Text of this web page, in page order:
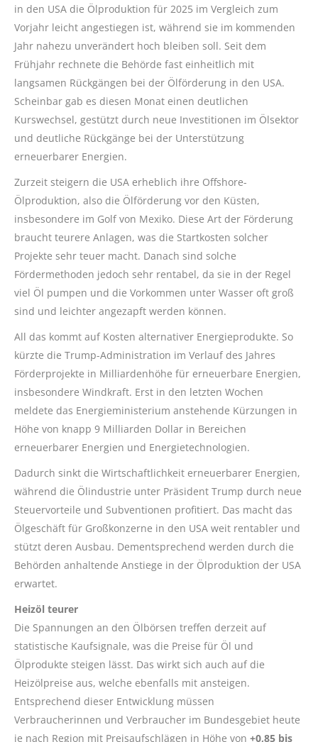
in den USA die Ölproduktion für 2025 im Vergleich zum
Vorjahr leicht angestiegen ist, während sie im kommenden
Jahr nahezu unverändert hoch bleiben soll. Seit dem
Frühjahr rechnete die Behörde fast einheitlich mit
langsamen Rückgängen bei der Ölförderung in den USA.
Scheinbar gab es diesen Monat einen deutlichen
Kurswechsel, gestützt durch neue Investitionen im Ölsektor
und deutliche Rückgänge bei der Unterstützung
erneuerbarer Energien.
Zurzeit steigern die USA erheblich ihre Offshore-
Ölproduktion, also die Ölförderung vor den Küsten,
insbesondere im Golf von Mexiko. Diese Art der Förderung
braucht teurere Anlagen, was die Startkosten solcher
Projekte sehr teuer macht. Danach sind solche
Fördermethoden jedoch sehr rentabel, da sie in der Regel
viel Öl pumpen und die Vorkommen unter Wasser oft groß
sind und leichter angezapft werden können.
All das kommt auf Kosten alternativer Energieprodukte. So
kürzte die Trump-Administration im Verlauf des Jahres
Förderprojekte in Milliardenhöhe für erneuerbare Energien,
insbesondere Windkraft. Erst in den letzten Wochen
meldete das Energieministerium anstehende Kürzungen in
Höhe von knapp 9 Milliarden Dollar in Bereichen
erneuerbarer Energien und Energietechnologien.
Dadurch sinkt die Wirtschaftlichkeit erneuerbarer Energien,
während die Ölindustrie unter Präsident Trump durch neue
Steuervorteile und Subventionen profitiert. Das macht das
Ölgeschäft für Großkonzerne in den USA weit rentabler und
stützt deren Ausbau. Dementsprechend werden durch die
Behörden anhaltende Anstiege in der Ölproduktion der USA
erwartet.
Heizöl teurer
Die Spannungen an den Ölbörsen treffen derzeit auf
statistische Kaufsignale, was die Preise für Öl und
Ölprodukte steigen lässt. Das wirkt sich auch auf die
Heizölpreise aus, welche ebenfalls mit ansteigen.
Entsprechend dieser Entwicklung müssen
Verbraucherinnen und Verbraucher im Bundesgebiet heute
je nach Region mit Preisaufschlägen in Höhe von +0,85 bis